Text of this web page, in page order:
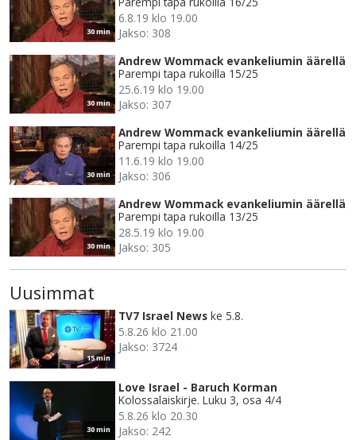
30 min
6.8.19 klo 19.00
Jakso: 308
30 min
Andrew Wommack evankeliumin äärellä
Parempi tapa rukoilla 15/25
25.6.19 klo 19.00
Jakso: 307
30 min
Andrew Wommack evankeliumin äärellä
Parempi tapa rukoilla 14/25
11.6.19 klo 19.00
Jakso: 306
30 min
Andrew Wommack evankeliumin äärellä
Parempi tapa rukoilla 13/25
28.5.19 klo 19.00
Jakso: 305
Uusimmat
15 min
TV7 Israel News ke 5.8.
5.8.26 klo 21.00
Jakso: 3724
30 min
Love Israel - Baruch Korman
Kolossalaiskirje. Luku 3, osa 4/4
5.8.26 klo 20.30
Jakso: 242